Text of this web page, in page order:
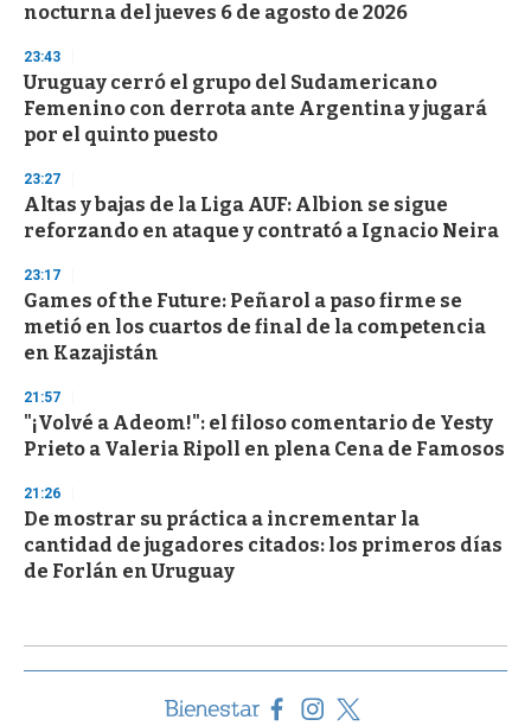
nocturna del jueves 6 de agosto de 2026
23:43
Uruguay cerró el grupo del Sudamericano
Femenino con derrota ante Argentina y jugará
por el quinto puesto
23:27
Altas y bajas de la Liga AUF: Albion se sigue
reforzando en ataque y contrató a Ignacio Neira
23:17
Games of the Future: Peñarol a paso firme se
metió en los cuartos de final de la competencia
en Kazajistán
21:57
"¡Volvé a Adeom!": el filoso comentario de Yesty
Prieto a Valeria Ripoll en plena Cena de Famosos
21:26
De mostrar su práctica a incrementar la
cantidad de jugadores citados: los primeros días
de Forlán en Uruguay